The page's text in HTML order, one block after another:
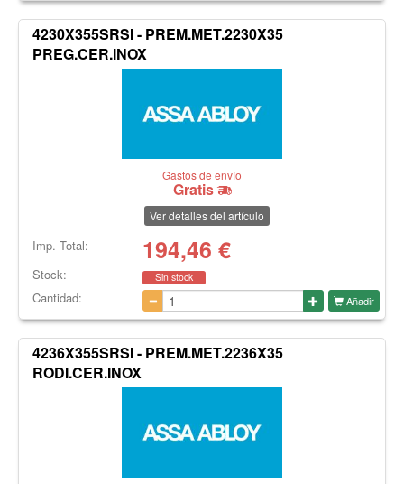
4230X355SRSI - PREM.MET.2230X35
PREG.CER.INOX
Gastos de envío
Gratis
Ver detalles del artículo
Imp. Total: 194,46 €
Stock: Sin stock
Cantidad: Añadir
4236X355SRSI - PREM.MET.2236X35
RODI.CER.INOX